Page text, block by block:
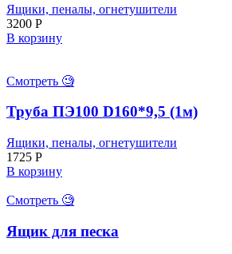
Ящики, пеналы, огнетушители
3200 Р
В корзину
Смотреть 🧐
Труба ПЭ100 D160*9,5 (1м)
Ящики, пеналы, огнетушители
1725 Р
В корзину
Смотреть 🧐
Ящик для песка